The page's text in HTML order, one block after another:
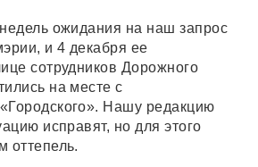
ожидания на наш запрос
и 4 декабря ее
сотрудников Дорожного
на месте с
Нашу редакцию
исправят, но для этого
оттепель.